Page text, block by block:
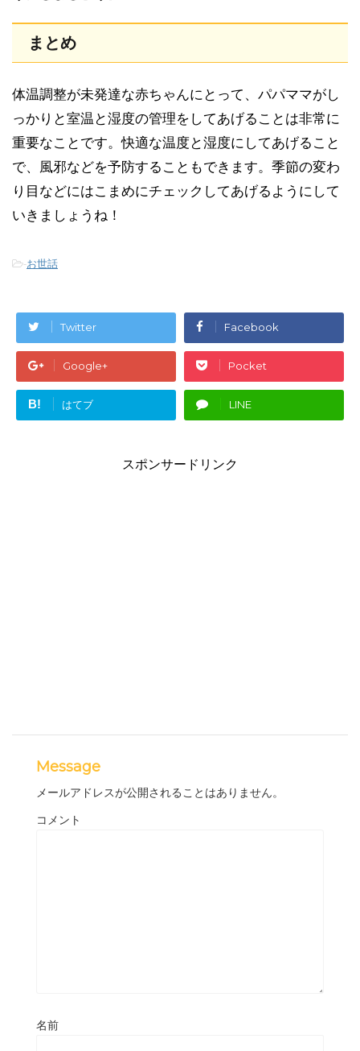
まとめ
体温調整が未発達な赤ちゃんにとって、パパママがし
っかりと室温と湿度の管理をしてあげることは非常に
重要なことです。快適な温度と湿度にしてあげること
で、風邪などを予防することもできます。季節の変わ
り目などにはこまめにチェックしてあげるようにして
いきましょうね！
-お世話
Twitter Facebook
Google+ Pocket
B! はてブ LINE
スポンサードリンク
Message
メールアドレスが公開されることはありません。
コメント
名前